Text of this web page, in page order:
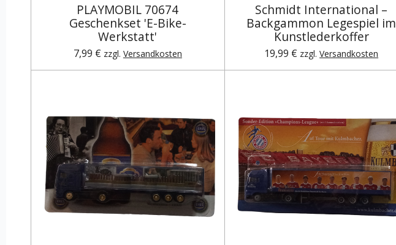
PLAYMOBIL 70674
Geschenkset 'E-Bike-
Werkstatt'
7,99 € zzgl. Versandkosten
Schmidt International –
Backgammon Legespiel im
Kunstlederkoffer
19,99 € zzgl.Versandkosten